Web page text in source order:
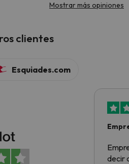
Mostrar más opiniones
clientes
Esquiades.com
decir